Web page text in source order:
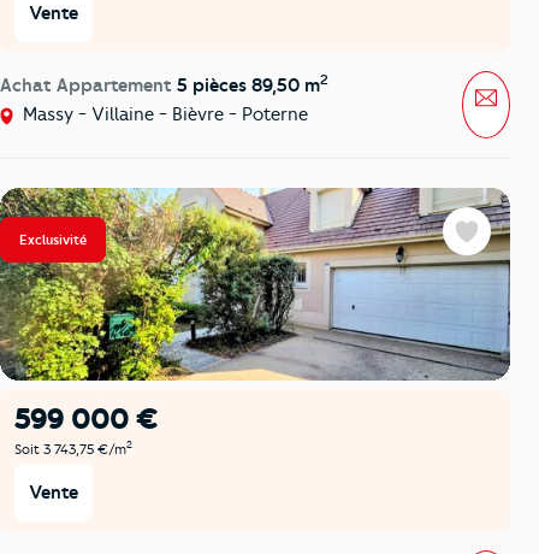
Vente
Achat Appartement 5 pièces 89,50 m2
Massy - Villaine - Bièvre - Poterne
Exclusivité
599 000 €
Soit 3 743,75 €/m2
Vente
Favoris